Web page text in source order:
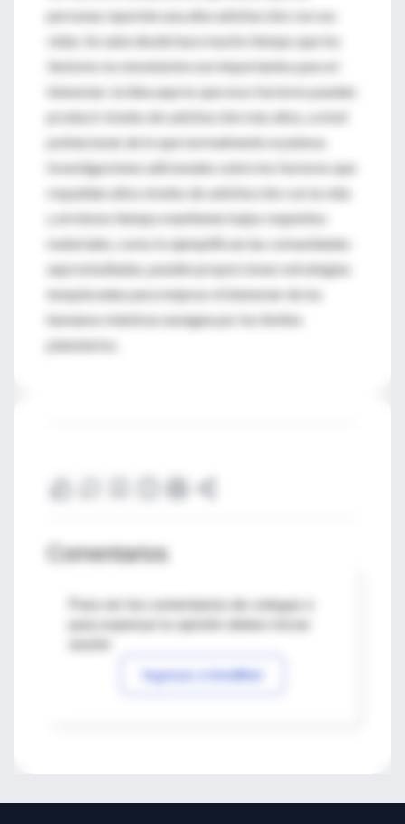
personas reporten una alta satisfacción con sus
vidas. Se sabe desde hace mucho tiempo que los
factores no monetarios son importantes para el
bienestar; la idea aquí es que esos factores pueden
producir niveles de satisfacción más altos, a nivel
poblacional, de lo que normalmente se piensa.
Investigaciones adicionales sobre los factores que
respaldan altos niveles de satisfacción con la vida
y al mismo tiempo mantienen bajos requisitos
materiales, como lo ejemplifican las comunidades
aquí estudiadas, pueden proporcionar estrategias
inexploradas para mejorar el bienestar de los
humanos mientras navegan por los límites
planetarios.
Comentarios
Para ver los comentarios de colegas o
Ingresar a IntraMed